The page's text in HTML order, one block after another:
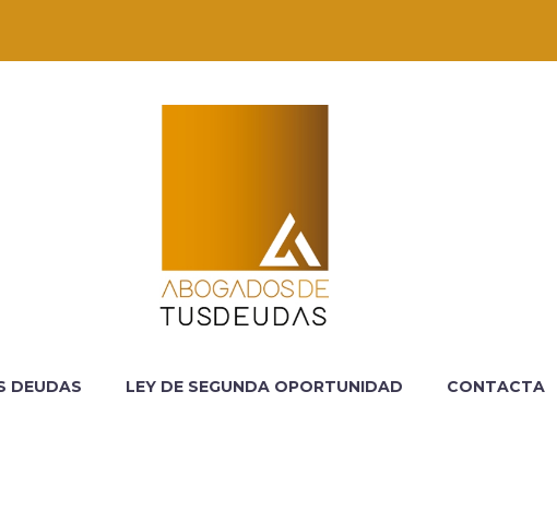
DEUDAS LEY DE SEGUNDA OPORTUNIDAD CONTACTA